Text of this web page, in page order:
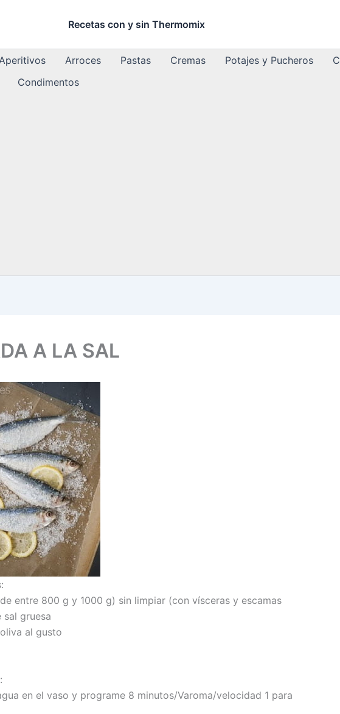
Recetas con y sin Thermomix
Arroces Pastas Cremas Potajes y Pucheros
Condimentos
A LA SAL
entre 800 g y 1000 g) sin limpiar (con vísceras y escamas
gruesa
al gusto
en el vaso y programe 8 minutos/Varoma/velocidad 1 para